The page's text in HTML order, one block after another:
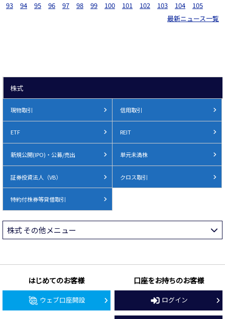
93
94 95 96 97 98 99 100 101 102 103 104
105
最新ニュース一覧
株式
現物取引 信用取引
ETF REIT
新規公開(IPO)・公募/売出 単元未満株
証券投資法人（VB） クロス取引
特約付株券等貸借取引
株式 その他メニュー
はじめてのお客様
ウェブ口座開設
口座をお持ちのお客様
ログイン